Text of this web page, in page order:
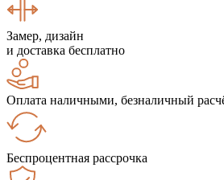
Замер, дизайн
и доставка бесплатно
Оплата наличными, безналичный
Беспроцентная рассрочка